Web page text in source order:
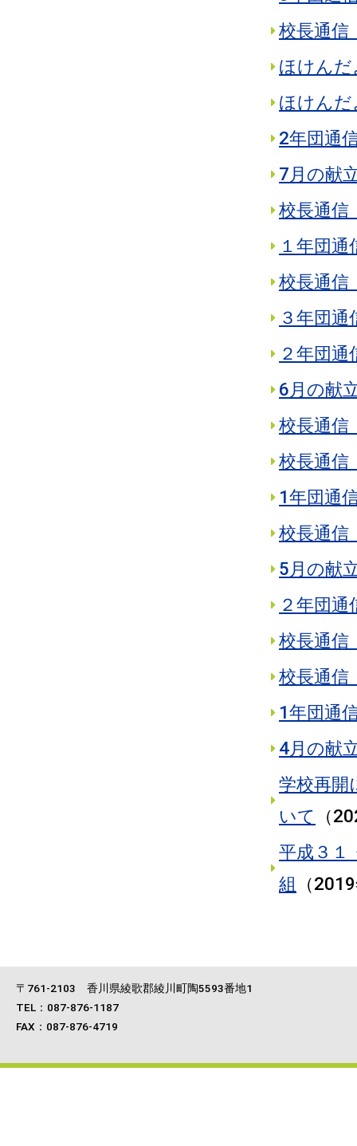
校長通
ほけん
ほけん
2年団通
7月の献
校長通
１年団
校長通
３年団
２年団
6月の献
校長通
校長通
1年団通
校長通
5月の献
２年団
校長通
校長通
1年団通
4月の献
学校再開
いて
（
平成３１
組
（
〒761‐2103 香川県綾歌郡綾川町陶5593番地1
TEL：087-876-1187
FAX：087-876-4719